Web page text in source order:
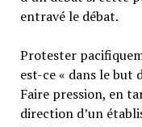
entravé le débat.
Protester
est-ce « dans le but
Faire pression, en
direction d’un